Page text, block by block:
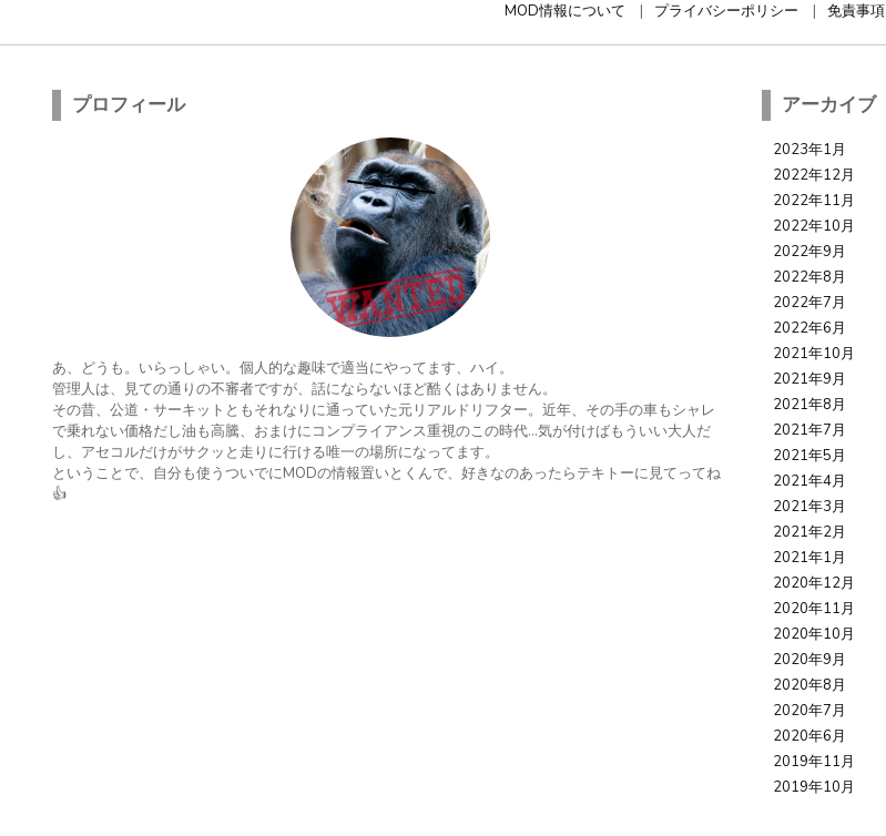
MOD情報について プライバシーポリシー 免責事項
プロフィール
あ、どうも。いらっしゃい。個人的な趣味で適当にやってます、ハイ。
管理人は、見ての通りの不審者ですが、話にならないほど酷くはありません。
その昔、公道・サーキットともそれなりに通っていた元リアルドリフター。近年、その手の車もシャレ
で乗れない価格だし油も高騰、おまけにコンプライアンス重視のこの時代…気が付けばもういい大人だ
し、アセコルだけがサクッと走りに行ける唯一の場所になってます。
ということで、自分も使うついでにMODの情報置いとくんで、好きなのあったらテキトーに見てってね
👍
アーカイブ
2023年1月
2022年12月
2022年11月
2022年10月
2022年9月
2022年8月
2022年7月
2022年6月
2021年10月
2021年9月
2021年8月
2021年7月
2021年5月
2021年4月
2021年3月
2021年2月
2021年1月
2020年12月
2020年11月
2020年10月
2020年9月
2020年8月
2020年7月
2020年6月
2019年11月
2019年10月